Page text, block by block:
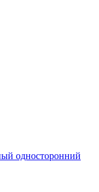
односторонний